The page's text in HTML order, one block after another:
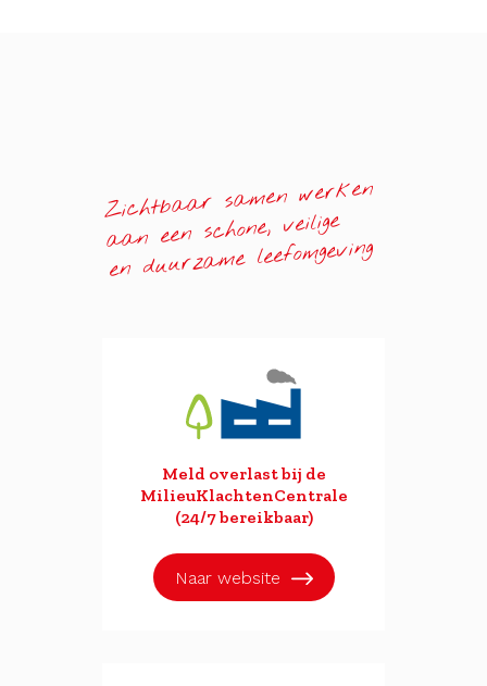
Zichtbaar samen werken
aan een schone, veilige
en duurzame leefomgeving
Meld overlast bij de
MilieuKlachtenCentrale
(24/7 bereikbaar)
Naar website